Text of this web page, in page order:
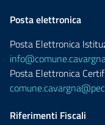
Posta elettronica
Posta Elettronica
Posta Elettronica
Riferimenti Fiscali